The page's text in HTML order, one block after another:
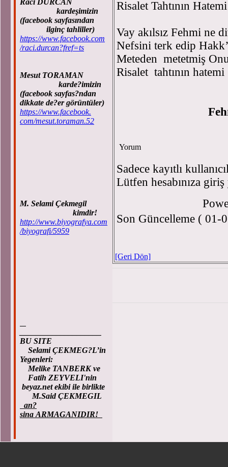
Raci DURCAN
kardeşimizin
(facebook sayfasından
ilginç tahliller)
https://www.facebook.com
/raci.durcan?fref=ts
Mesut TORAMAN
karde?imizin
(facebook sayfas?ndan
dikkate de?er görüntüler)
https://www.facebook.
com/mesut.toraman.52
M. Selami Çekmegil
kimdir!
http://www.biyografya.com
/biyografi/5959
BU SITE
Selami ÇEKMEG?L’in
Yegenleri:
Melike TANBERK ve
Fatih ZEYVELI'nin
beyaz.net ekibi ile birlikte
M.Said ÇEKMEGIL
an?
sina ARMAGANIDIR!
Risalet Tahtının
Vay akılsız Fehmi ne
Nefsini terk edip
Meteden metetmiş
Risalet tahtının
Yorum
Sadece kayıtlı
Lütfen hesabınıza
Son Güncelleme ( 01-
[Geri Dön]